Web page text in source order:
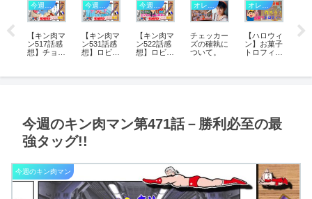
ン肉マン
マ
と
今週のキン肉マン
【キン肉マ
ン517話感
想】チョイ
マン抜擢を
た“超人格”
今週のキン肉マン
【キン肉マ
ン531話感
想】ロビン
性”が激
でカツ
ラ!?”の異
常事態
今週のキン肉マン
【キン肉マ
ン522話感
想】ロビン
シミマン躍
オレ流雑感
チェッカー
ズの確執に
ついて。
オレ流近況報告－
【ハロウィ
ン】お菓子
トロフィー
【
皿”
今週のキン肉マン第471話－勝利必至の最
強タッグ!!
今週のキン肉マン